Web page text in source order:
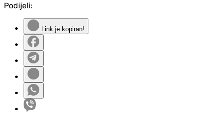
Podijeli:
Link je kopiran!